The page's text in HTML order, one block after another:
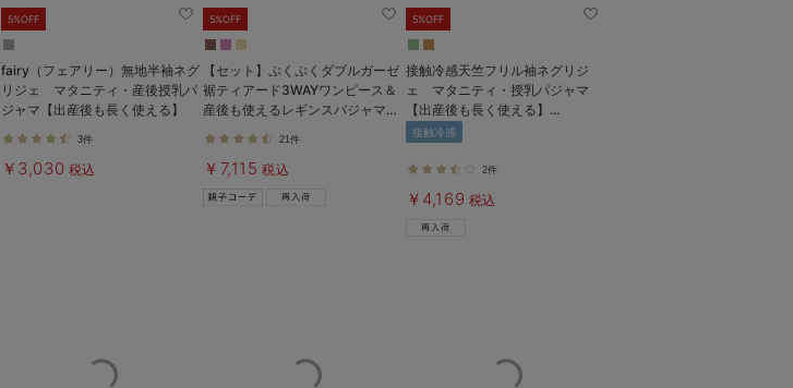
5%OFF
fairy（フェアリー）無地半袖ネグ
リジェ マタニティ・産後授乳パ
ジャマ【出産後も長く使える】
3件
￥3,030 税込
5%OFF
【セット】ぷくぷくダブルガーゼ
裾ティアード3WAYワンピース＆
産後も使えるレギンスパジャマ
21件
￥7,115 税込
5%OFF
接触冷感天竺フリル袖ネグリジ
ェ マタニティ・授乳パジャマ
【出産後も長く使える】
Rosemadame（ローズマダム）
接触冷感
2件
￥4,169 税込